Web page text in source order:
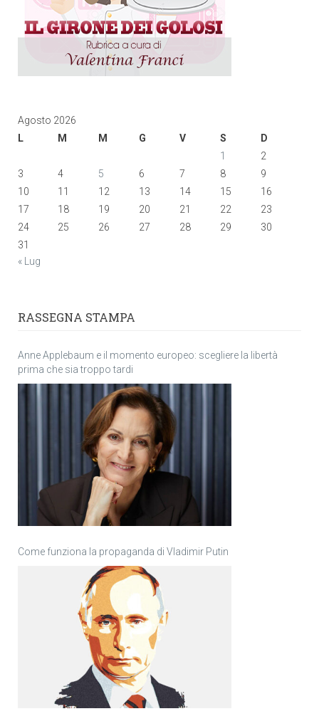
Agosto 2026
L
M M G V S
D
1
2
3
4 5 6 7 8
9
10
11 12 13 14 15
16
17
18 19 20 21 22
23
24
25 26 27 28 29
30
31
« Lug
RASSEGNA STAMPA
Anne Applebaum e il momento europeo: scegliere la libertà
prima che sia troppo tardi
Come funziona la propaganda di Vladimir Putin